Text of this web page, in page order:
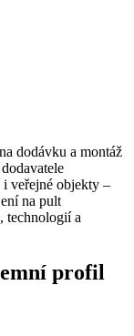
dodávku a montáž
i veřejné objekty –
na pult
technologií a
profil